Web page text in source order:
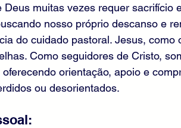
muitas vezes requer sacrifício
nosso próprio descanso e
do cuidado pastoral. Jesus, como
Como seguidores de Cristo,
orientação, apoio e
ou desorientados.